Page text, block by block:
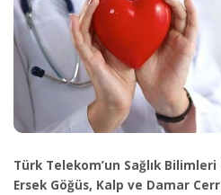
Türk Telekom’un Sağlık
Ersek Göğüs, Kalp ve Damar